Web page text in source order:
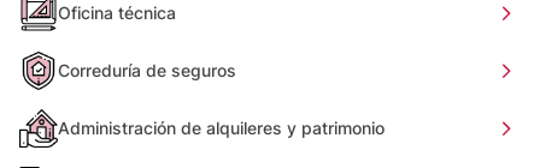
Oficina técnica
Correduría de seguros
Administración de alquileres y patrimonio